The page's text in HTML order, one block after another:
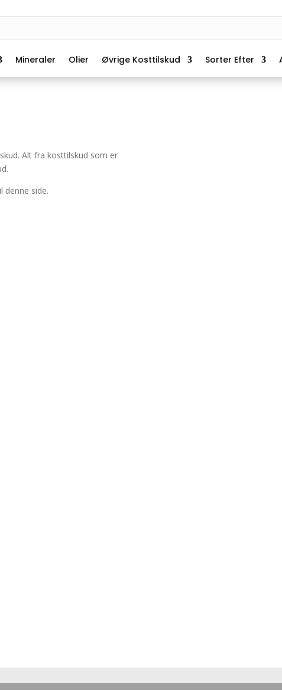
Mineraler Olier Øvrige Kosttilskud Sorter Efter
Alt fra kosttilskud som er
denne side.